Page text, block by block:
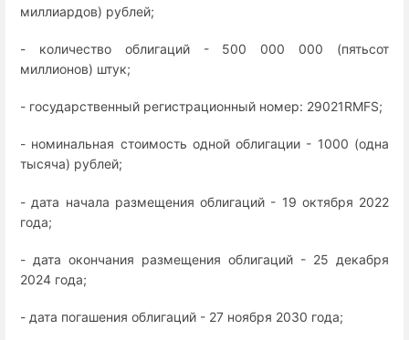
миллиардов) рублей;
- количество облигаций - 500 000 000 (пятьсот
миллионов) штук;
- государственный регистрационный номер: 29021RMFS;
- номинальная стоимость одной облигации - 1000 (одна
тысяча) рублей;
- дата начала размещения облигаций - 19 октября 2022
года;
- дата окончания размещения облигаций - 25 декабря
2024 года;
- дата погашения облигаций - 27 ноября 2030 года;